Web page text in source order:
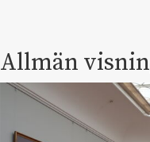
Allmän